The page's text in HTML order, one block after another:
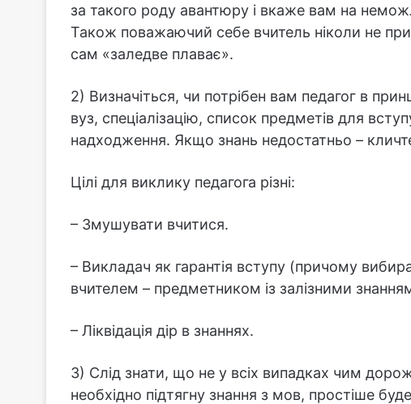
за такого роду авантюру і вкаже вам на
Також поважаючий себе вчитель ніколи не
сам «заледве плаває».
2) Визначіться, чи потрібен вам педагог в
вуз, спеціалізацію, список предметів для
надходження. Якщо знань недостатньо –
Цілі для виклику педагога різні:
– Змушувати вчитися.
– Викладач як гарантія вступу (причому
вчителем – предметником із залізними
– Ліквідація дір в знаннях.
3) Слід знати, що не у всіх випадках чим
необхідно підтягну знання з мов, простіше